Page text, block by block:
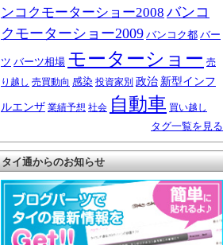
ンコクモーターショー2008 バンコ
クモーターショー2009 バンコク都 バー
ツ バーツ相場 モーターショー 売
り越し 売買動向 感染 投資家別 政治 新型インフ
ルエンザ 業績予想 社会 自動車 買い越し
タグ一覧を見る
タイ通からのお知らせ